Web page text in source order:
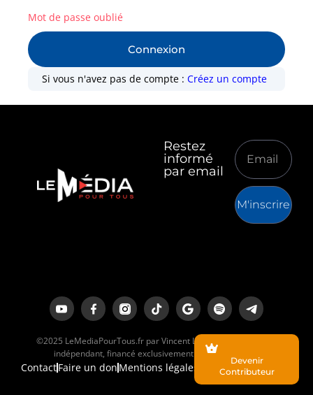
Connexion
Mot de passe oublié
Si vous n'avez pas de compte :Créez un compte
Restez
informé
par email
M'inscrire
©2025 LeMediaPourTous.fr par Vincent Lapierre est un média
indépendant, financé exclusivement par ses lecteurs.
ContactFaire un don Mentions légales
Devenir
Contributeur